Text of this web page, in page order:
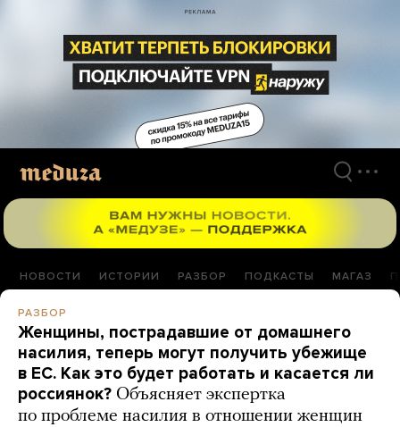
материалам
НОВОСТИ ИСТОРИИ РАЗБОР ПОДКАСТЫ МАГАЗ
РАЗБОР
Женщины, пострадавшие от домашнего
насилия, теперь могут получить убежище
в ЕС. Как это будет работать и касается ли
россиянок? Объясняет экспертка
по проблеме насилия в отношении женщин